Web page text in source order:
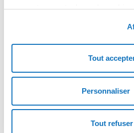
consentez au stockage de
stockage des cookies nécessaires.
Tout
Personnaliser
Tout refuser